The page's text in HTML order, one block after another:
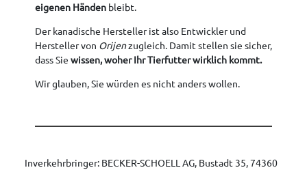
eigenen Händen bleibt.
Der kanadische Hersteller ist also Entwickler und
Hersteller von Orijenzugleich. Damit stellen sie sicher,
dass Sie wissen, woher Ihr Tierfutter wirklich kommt.
Wir glauben, Sie würden es nicht anders wollen.
Inverkehrbringer: BECKER-SCHOELL AG, Bustadt 35, 74360